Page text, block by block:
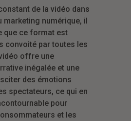
de la vidéo dans
marketing numérique, il
que ce format est
convoité par toutes les
offre une
inégalée et une
des émotions
spectateurs, ce qui en
pour
et les